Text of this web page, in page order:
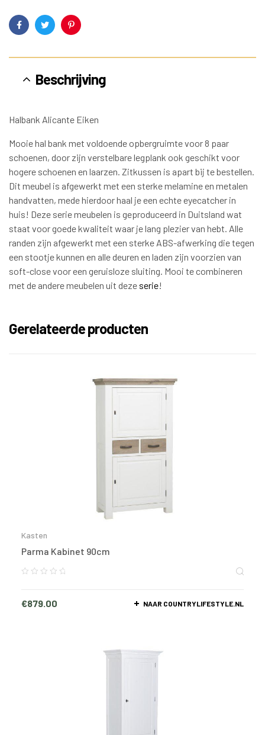
FacebookTwitterPinterest
Beschrijving
Halbank Alicante Eiken
Mooie hal bank met voldoende opbergruimte voor 8 paar
schoenen, door zijn verstelbare legplank ook geschikt voor
hogere schoenen en laarzen. Zitkussen is apart bij te bestellen.
Dit meubel is afgewerkt met een sterke melamine en metalen
handvatten, mede hierdoor haal je een echte eyecatcher in
huis! Deze serie meubelen is geproduceerd in Duitsland wat
staat voor goede kwaliteit waar je lang plezier van hebt. Alle
randen zijn afgewerkt met een sterke ABS-afwerking die tegen
een stootje kunnen en alle deuren en laden zijn voorzien van
soft-close voor een geruisloze sluiting. Mooi te combineren
met de andere meubelen uit deze serie!
Gerelateerde producten
Kasten
Parma Kabinet 90cm
€879.00 NAAR COUNTRYLIFESTYLE.NL